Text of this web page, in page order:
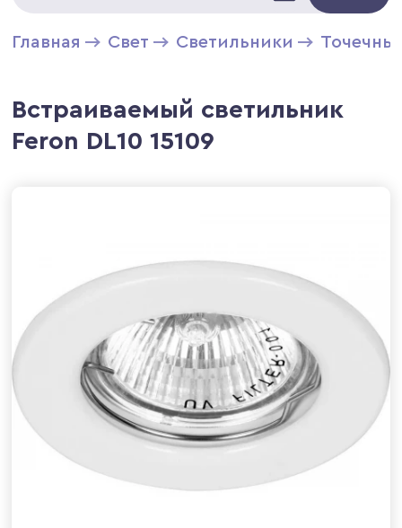
Главная Свет Светильники
Встраиваемый светильник
Feron DL10 15109